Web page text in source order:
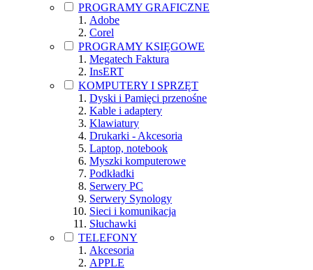
PROGRAMY GRAFICZNE
Adobe
Corel
PROGRAMY KSIĘGOWE
Megatech Faktura
InsERT
KOMPUTERY I SPRZĘT
Dyski i Pamięci przenośne
Kable i adaptery
Klawiatury
Drukarki - Akcesoria
Laptop, notebook
Myszki komputerowe
Podkładki
Serwery PC
Serwery Synology
Sieci i komunikacja
Słuchawki
TELEFONY
Akcesoria
APPLE